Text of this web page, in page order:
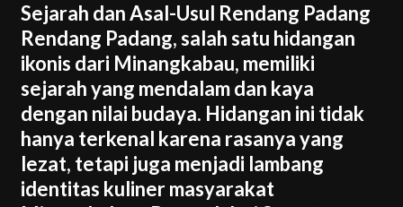
Sejarah dan Asal-Usul Rendang Padang
Rendang Padang, salah satu hidangan
ikonis dari Minangkabau, memiliki
sejarah yang mendalam dan kaya
dengan nilai budaya. Hidangan ini tidak
hanya terkenal karena rasanya yang
lezat, tetapi juga menjadi lambang
identitas kuliner masyarakat